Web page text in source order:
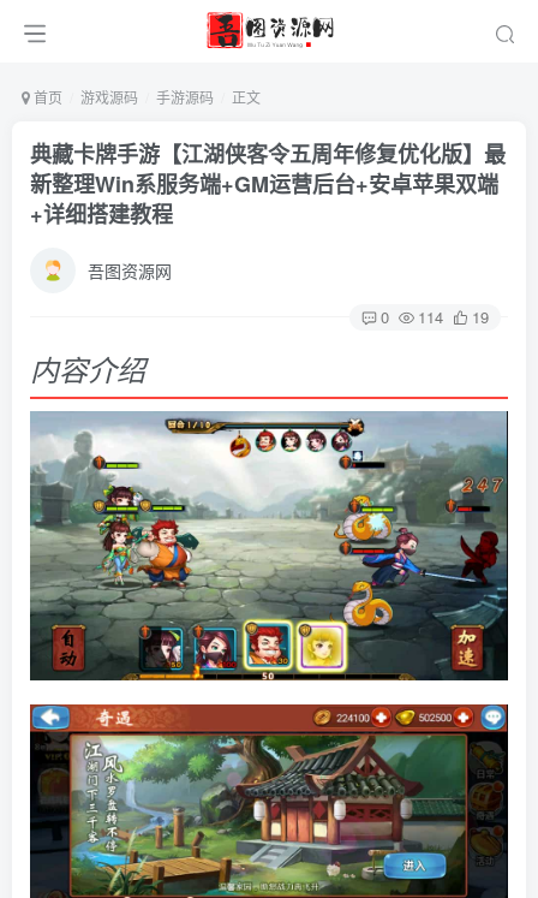
首页 游戏源码 手游源码 正文
典藏卡牌手游【江湖侠客令五周年修复优化版】最
新整理Win系服务端+GM运营后台+安卓苹果双端
+详细搭建教程
吾图资源网
0 114 19
内容介绍